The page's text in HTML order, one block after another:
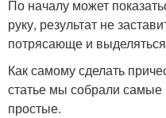
По началу может
руку, результат не
потрясающе и
Как самому сделать
статье мы собрали
простые.